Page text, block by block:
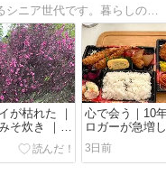
小さな平屋に夫と二人で暮らしているシニア世代です。暮らしの中で感じたこと、家庭菜園のことなど綴っています。
が枯れた ｜
そ炊き ｜気
心で会う｜10
ロガーが急増
3日前